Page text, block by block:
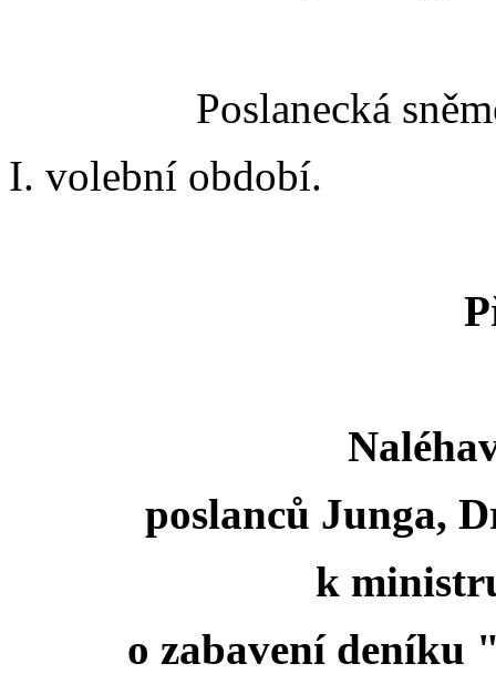
Poslanecká
I. volební období.
poslanců Junga,
k
o zabavení deníku